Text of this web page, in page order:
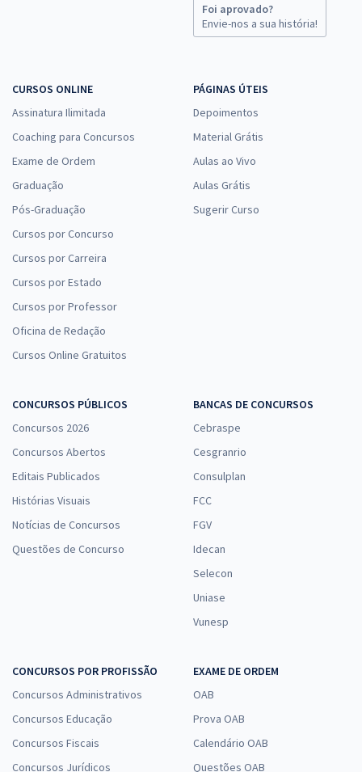
Foi aprovado?
Envie-nos a sua história!
CURSOS ONLINE
Assinatura Ilimitada
Coaching para Concursos
Exame de Ordem
Graduação
Pós-Graduação
Cursos por Concurso
Cursos por Carreira
Cursos por Estado
Cursos por Professor
Oficina de Redação
Cursos Online Gratuitos
PÁGINAS ÚTEIS
Depoimentos
Material Grátis
Aulas ao Vivo
Aulas Grátis
Sugerir Curso
CONCURSOS PÚBLICOS
Concursos 2026
Concursos Abertos
Editais Publicados
Histórias Visuais
Notícias de Concursos
Questões de Concurso
BANCAS DE CONCURSOS
Cebraspe
Cesgranrio
Consulplan
FCC
FGV
Idecan
Selecon
Uniase
Vunesp
CONCURSOS POR PROFISSÃO
Concursos Administrativos
Concursos Educação
Concursos Fiscais
Concursos Jurídicos
EXAME DE ORDEM
OAB
Prova OAB
Calendário OAB
Questões OAB